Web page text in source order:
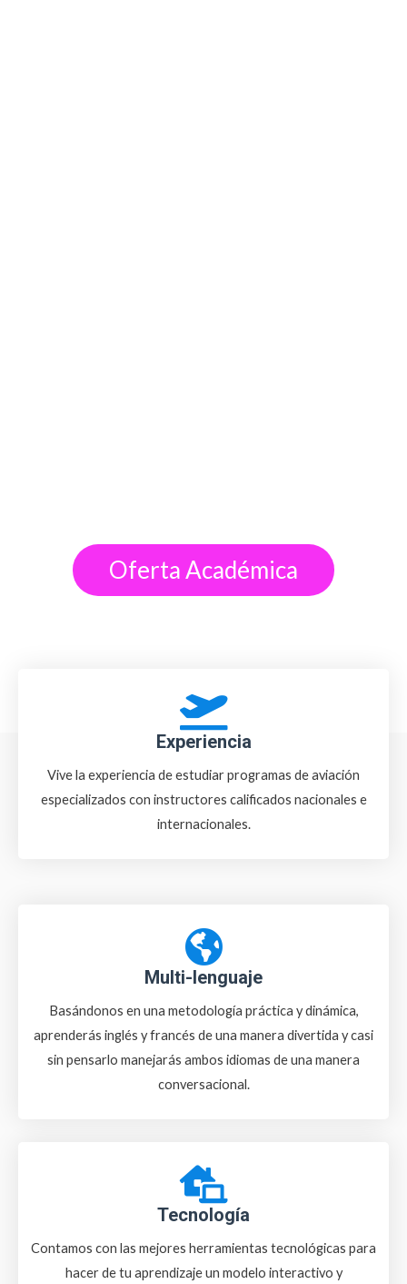
Oferta Académica
Experiencia
Vive la experiencia de estudiar programas de aviación
especializados con instructores calificados nacionales e
internacionales.
Multi-lenguaje
Basándonos en una metodología práctica y dinámica,
aprenderás inglés y francés de una manera divertida y casi
sin pensarlo manejarás ambos idiomas de una manera
conversacional.
Tecnología
Contamos con las mejores herramientas tecnológicas para
hacer de tu aprendizaje un modelo interactivo y